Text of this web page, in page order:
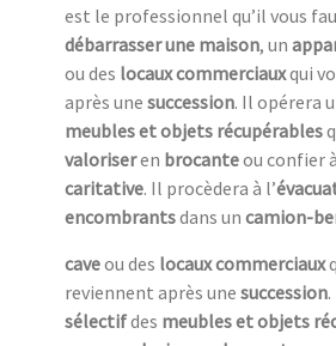
est le professionnel qu’il vous
débarrasser une maison, un
ou des locaux commerciauxqui
après une succession. Il opérera
meubles et objets récupérables
valoriseren brocanteou confier
caritative. Il procèdera à l’
encombrantsdans un camion-
caveou des locaux commerciaux
reviennent après une succession
sélectifdes meubles et objets